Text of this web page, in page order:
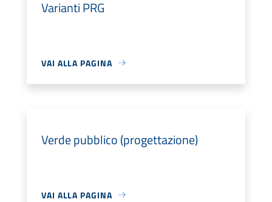
Varianti PRG
VAI ALLA PAGINA
Verde pubblico (progettazione)
VAI ALLA PAGINA